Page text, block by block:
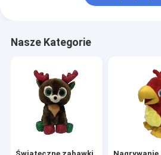
Nasze Kategorie